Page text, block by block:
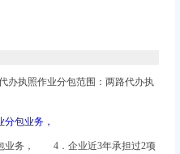
办执照作业分包范围： 两路代办执
包业务，
包业务， 4．企业近3年承担过2项